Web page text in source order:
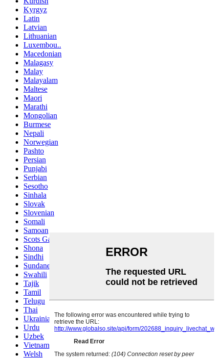
Kyrgyz
Latin
Latvian
Lithuanian
Luxembou..
Macedonian
Malagasy
Malay
Malayalam
Maltese
Maori
Marathi
Mongolian
Burmese
Nepali
Norwegian
Pashto
Persian
Punjabi
Serbian
Sesotho
Sinhala
Slovak
Slovenian
Somali
Samoan
Scots Gaelic
Shona
Sindhi
Sundanese
Swahili
Tajik
Tamil
Telugu
Thai
Ukrainian
Urdu
Uzbek
Vietnamese
Welsh